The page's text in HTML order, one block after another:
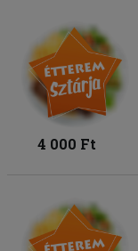
4 000 Ft